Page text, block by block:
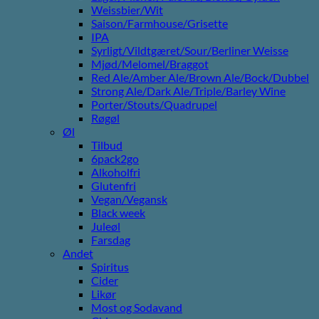
Weissbier/Wit
Saison/Farmhouse/Grisette
IPA
Syrligt/Vildtgæret/Sour/Berliner Weisse
Mjød/Melomel/Braggot
Red Ale/Amber Ale/Brown Ale/Bock/Dubbel
Strong Ale/Dark Ale/Triple/Barley Wine
Porter/Stouts/Quadrupel
Røgøl
Øl
Tilbud
6pack2go
Alkoholfri
Glutenfri
Vegan/Vegansk
Black week
Juleøl
Farsdag
Andet
Spiritus
Cider
Likør
Most og Sodavand